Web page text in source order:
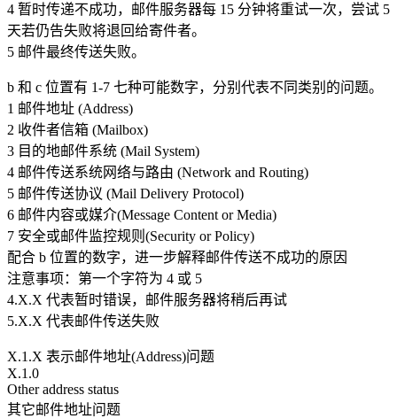
4 暂时传递不成功，邮件服务器每 15 分钟将重试一次，尝试 5
天若仍告失败将退回给寄件者。
5 邮件最终传送失败。
b 和 c 位置有 1-7 七种可能数字，分别代表不同类别的问题。
1 邮件地址 (Address)
2 收件者信箱 (Mailbox)
3 目的地邮件系统 (Mail System)
4 邮件传送系统网络与路由 (Network and Routing)
5 邮件传送协议 (Mail Delivery Protocol)
6 邮件内容或媒介(Message Content or Media)
7 安全或邮件监控规则(Security or Policy)
配合 b 位置的数字，进一步解释邮件传送不成功的原因
注意事项：第一个字符为 4 或 5
4.X.X 代表暂时错误，邮件服务器将稍后再试
5.X.X 代表邮件传送失败
X.1.X 表示邮件地址(Address)问题
X.1.0
Other address status
其它邮件地址问题